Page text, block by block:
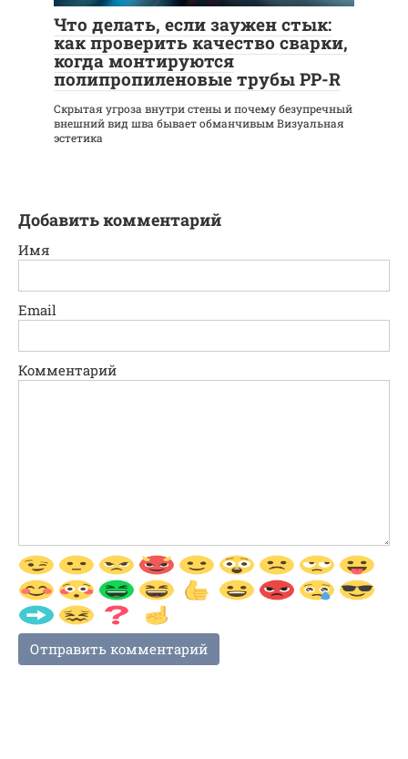
Что делать, если заужен стык:
как проверить качество сварки,
когда монтируются
полипропиленовые трубы PP-R
Скрытая угроза внутри стены и почему безупречный
внешний вид шва бывает обманчивым Визуальная
эстетика
Добавить комментарий
Имя
Email
Комментарий